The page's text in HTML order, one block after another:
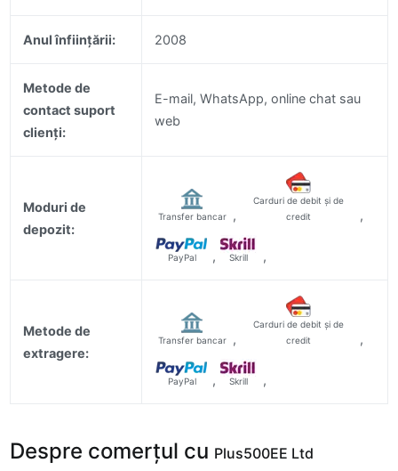
Anul înființării: 2008
Metode de
contact suport
clienți:
E-mail, WhatsApp, online chat sau
web
Moduri de
depozit:
Transfer bancar ,
Carduri de debit și de
credit
,
PayPal , Skrill ,
Metode de
extragere:
Transfer bancar ,
Carduri de debit și de
credit
,
PayPal , Skrill ,
Despre comerțul cu Plus500EE Ltd